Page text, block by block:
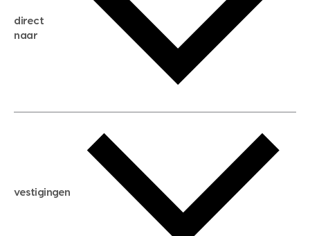
huis verkopen
huis kopen
aankoopadvies
verkoopadvies
hypotheekadvies
direct
naar
hypotheek berekenen
maximale hypotheek berekenen
hypotheek bespaarcheck
gratis zoekprofiel aanmaken
vestigingen